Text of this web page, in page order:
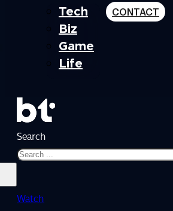
Tech
Biz
Game
Life
CONTACT
Search
Watch